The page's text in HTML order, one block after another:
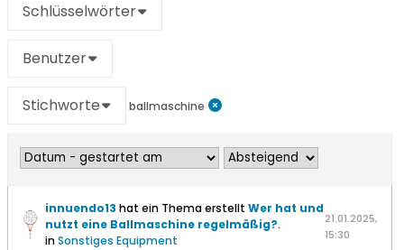
Schlüsselwörter
Benutzer
Stichworte ballmaschine
innuendo13 hat ein Thema erstelltWer hat und
nutzt eine Ballmaschine regelmäßig?.
inSonstiges Equipment
21.01.2025,
15:30